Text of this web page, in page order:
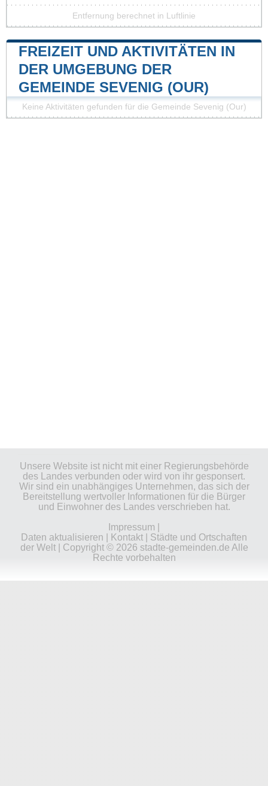
Entfernung berechnet in Luftlinie
FREIZEIT UND AKTIVITÄTEN IN
DER UMGEBUNG DER
GEMEINDE SEVENIG (OUR)
Keine Aktivitäten gefunden für die Gemeinde Sevenig (Our)
Unsere Website ist nicht mit einer Regierungsbehörde
des Landes verbunden oder wird von ihr gesponsert.
Wir sind ein unabhängiges Unternehmen, das sich der
Bereitstellung wertvoller Informationen für die Bürger
und Einwohner des Landes verschrieben hat.
Impressum
Daten aktualisieren
Kontakt
Städte und Ortschaften
der Welt| Copyright © 2026 stadte-gemeinden.de Alle
Rechte vorbehalten